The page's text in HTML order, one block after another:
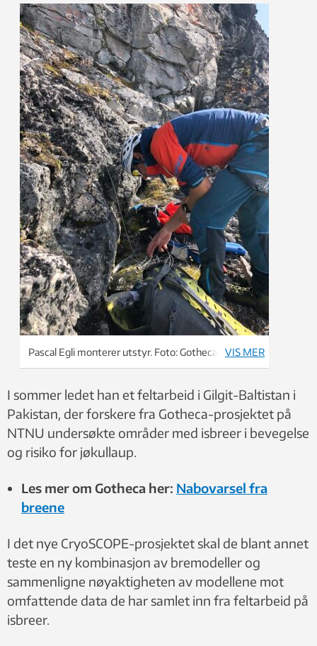
Pascal Egli monterer utstyr. Foto: Gotheca VIS MER
I sommer ledet han et feltarbeid i Gilgit-Baltistan i
Pakistan, der forskere fra Gotheca-prosjektet på
NTNU undersøkte områder med isbreer i bevegelse
og risiko for jøkullaup.
Les mer om Gotheca her: Nabovarsel fra
breene
I det nye CryoSCOPE-prosjektet skal de blant annet
teste en ny kombinasjon av bremodeller og
sammenligne nøyaktigheten av modellene mot
omfattende data de har samlet inn fra feltarbeid på
isbreer.